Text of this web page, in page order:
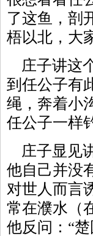
了这鱼，剖
梧以北，大
庄子讲这
到任公子有
绳，奔着小
任公子一样
庄子显见
他自己并没
对世人而言
常在濮水（
他反问：“